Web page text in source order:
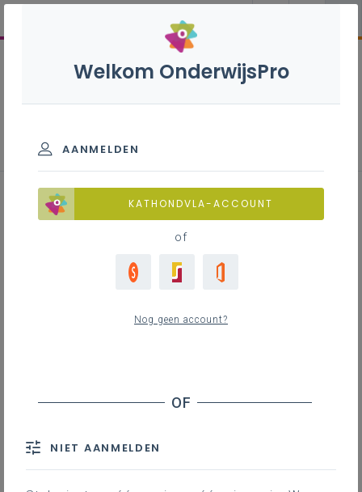
Raadpleeg via de leerplantool of download de
Welkom OnderwijsPro
AANMELDEN
KATHONDVLA-ACCOUNT
of
Nog geen account?
NIET AANMELDEN